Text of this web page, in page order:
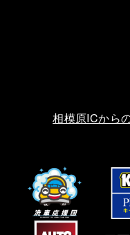
相模原ICから